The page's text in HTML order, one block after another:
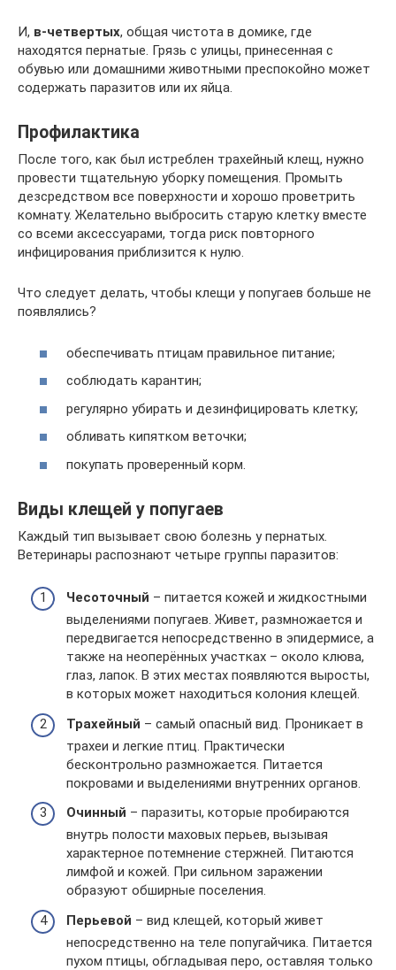
И, в-четвертых, общая чистота в домике, где
находятся пернатые. Грязь с улицы, принесенная с
обувью или домашними животными преспокойно может
содержать паразитов или их яйца.
Профилактика
После того, как был истреблен трахейный клещ, нужно
провести тщательную уборку помещения. Промыть
дезсредством все поверхности и хорошо проветрить
комнату. Желательно выбросить старую клетку вместе
со всеми аксессуарами, тогда риск повторного
инфицирования приблизится к нулю.
Что следует делать, чтобы клещи у попугаев больше не
появлялись?
обеспечивать птицам правильное питание;
соблюдать карантин;
регулярно убирать и дезинфицировать клетку;
обливать кипятком веточки;
покупать проверенный корм.
Виды клещей у попугаев
Каждый тип вызывает свою болезнь у пернатых.
Ветеринары распознают четыре группы паразитов:
Чесоточный – питается кожей и жидкостными
выделениями попугаев. Живет, размножается и
передвигается непосредственно в эпидермисе, а
также на неоперённых участках – около клюва,
глаз, лапок. В этих местах появляются выросты,
в которых может находиться колония клещей.
Трахейный – самый опасный вид. Проникает в
трахеи и легкие птиц. Практически
бесконтрольно размножается. Питается
покровами и выделениями внутренних органов.
Очинный – паразиты, которые пробираются
внутрь полости маховых перьев, вызывая
характерное потемнение стержней. Питаются
лимфой и кожей. При сильном заражении
образуют обширные поселения.
Перьевой – вид клещей, который живет
непосредственно на теле попугайчика. Питается
пухом птицы, обгладывая перо, оставляя только